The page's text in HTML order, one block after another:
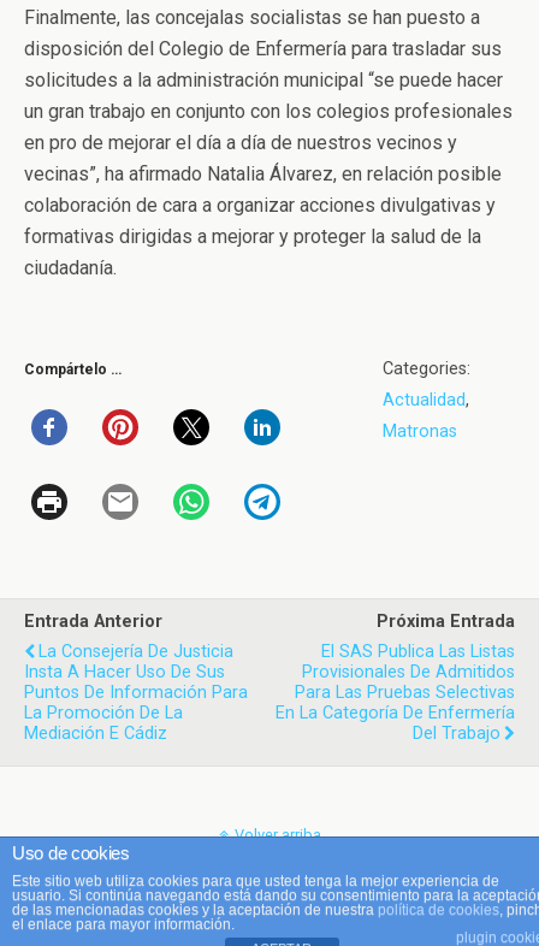
Finalmente, las concejalas socialistas se han puesto a
disposición del Colegio de Enfermería para trasladar sus
solicitudes a la administración municipal “se puede hacer
un gran trabajo en conjunto con los colegios profesionales
en pro de mejorar el día a día de nuestros vecinos y
vecinas”, ha afirmado Natalia Álvarez, en relación posible
colaboración de cara a organizar acciones divulgativas y
formativas dirigidas a mejorar y proteger la salud de la
ciudadanía.
Compártelo …
Categories:
Actualidad,
Matronas
Entrada Anterior
La Consejería De Justicia
Insta A Hacer Uso De Sus
Puntos De Información Para
La Promoción De La
Mediación E Cádiz
Próxima Entrada
El SAS Publica Las Listas
Provisionales De Admitidos
Para Las Pruebas Selectivas
En La Categoría De Enfermería
Del Trabajo
Volver arriba
Móvil Escritorio
Uso de cookies
Este sitio web utiliza cookies para que usted tenga la mejor experiencia de
usuario. Si continúa navegando está dando su consentimiento para la
de las mencionadas cookies y la aceptación de nuestra política de cookies ,
el enlace para mayor información.
plugin